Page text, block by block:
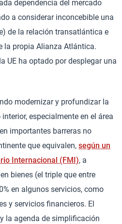
dependencia del mercado
a considerar inconcebible una
de la relación transatlántica e
la propia Alianza Atlántica.
UE ha optado por desplegar una
modernizar y profundizar la
especialmente en el área
importantes barreras no
que equivalen, según un
Internacional (FMI), a
bienes (el triple que entre
en algunos servicios, como
y servicios financieros. El
y la agenda de simplificación